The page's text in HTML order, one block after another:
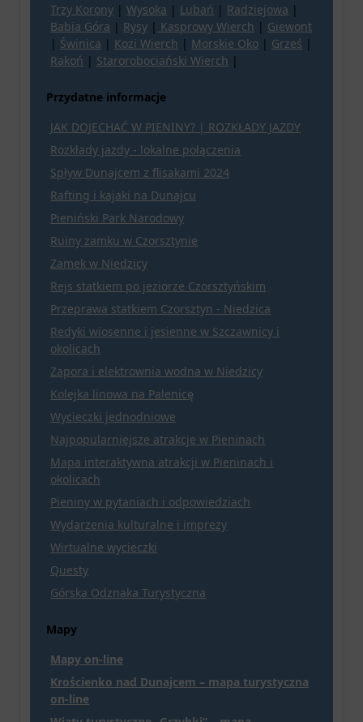
Trzy Korony |Wysoka | Lubań | Radziejowa |
Babia Góra | Rysy | Kasprowy Wierch | Giewont
| Świnica | Kozi Wierch | Morskie Oko | Grześ |
Rakoń | Starorobociański Wierch |
Przydatne informacje
JAK DOJECHAĆ W PIENINY? | ROZKŁADY JAZDY
Rozkłady jazdy - lokalne połączenia
Spływ Dunajcem z flisakami 2024
Rafting i kajaki na Dunajcu
Pieniński Park Narodowy
Ruiny zamku w Czorsztynie
Zamek w Niedzicy
Rejs statkiem po jeziorze Czorsztyńskim
Przeprawa statkiem Czorsztyn - Niedzica
Redyki wiosenne i jesienne w Szczawnicy i
okolicach
Zapora i elektrownia wodna w Niedzicy
Kolejka linowa na Palenicę
Wycieczki jednodniowe
Najpopularniejsze atrakcje w Pieninach
Mapa interaktywna atrakcji w Pieninach i
okolicach
Pieniny w pytaniach i odpowiedziach
Wydarzenia kulturalne i imprezy
Wirtualne wycieczki
Questy
Górska Odznaka Turystyczna
Mapy
Mapy on-line
Krościenko nad Dunajcem – mapa turystyczna
on-line